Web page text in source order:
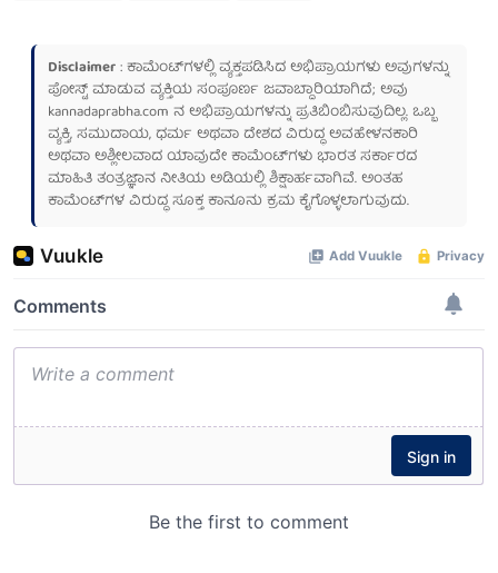
Disclaimer: ಕಾಮೆಂಟ್‌ಗಳಲ್ಲಿ ವ್ಯಕ್ತಪಡಿಸಿದ ಅಭಿಪ್ರಾಯಗಳು ಅವುಗಳನ್ನು
ಪೋಸ್ಟ್ ಮಾಡುವ ವ್ಯಕ್ತಿಯ ಸಂಪೂರ್ಣ ಜವಾಬ್ದಾರಿಯಾಗಿದೆ; ಅವು
kannadaprabha.com ನ ಅಭಿಪ್ರಾಯಗಳನ್ನು ಪ್ರತಿಬಿಂಬಿಸುವುದಿಲ್ಲ. ಒಬ್ಬ
ವ್ಯಕ್ತಿ, ಸಮುದಾಯ, ಧರ್ಮ ಅಥವಾ ದೇಶದ ವಿರುದ್ಧ ಅವಹೇಳನಕಾರಿ
ಅಥವಾ ಅಶ್ಲೀಲವಾದ ಯಾವುದೇ ಕಾಮೆಂಟ್‌ಗಳು ಭಾರತ ಸರ್ಕಾರದ
ಮಾಹಿತಿ ತಂತ್ರಜ್ಞಾನ ನೀತಿಯ ಅಡಿಯಲ್ಲಿ ಶಿಕ್ಷಾರ್ಹವಾಗಿವೆ. ಅಂತಹ
ಕಾಮೆಂಟ್‌ಗಳ ವಿರುದ್ಧ ಸೂಕ್ತ ಕಾನೂನು ಕ್ರಮ ಕೈಗೊಳ್ಳಲಾಗುವುದು.